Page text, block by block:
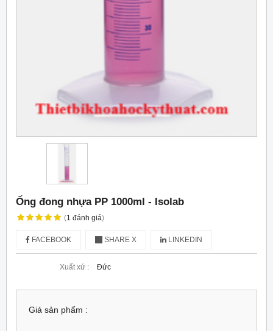
Ống đong nhựa PP 1000ml - Isolab
(1 đánh giá)
FACEBOOK SHARE X LINKEDIN
Xuất xứ : Đức
Giá sản phẩm :